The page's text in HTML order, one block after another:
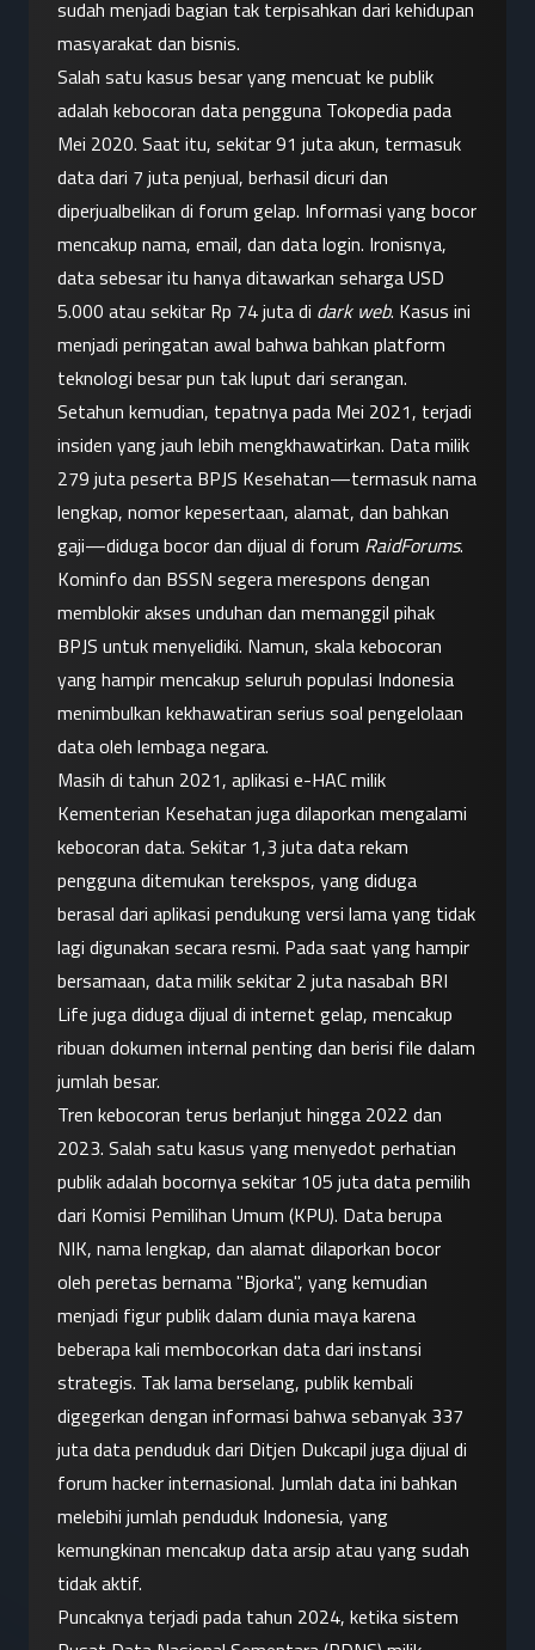
sudah menjadi bagian tak terpisahkan dari kehidupan
masyarakat dan bisnis.
Salah satu kasus besar yang mencuat ke publik
adalah kebocoran data pengguna Tokopedia pada
Mei 2020. Saat itu, sekitar 91 juta akun, termasuk
data dari 7 juta penjual, berhasil dicuri dan
diperjualbelikan di forum gelap. Informasi yang bocor
mencakup nama, email, dan data login. Ironisnya,
data sebesar itu hanya ditawarkan seharga USD
5.000 atau sekitar Rp 74 juta di dark web. Kasus ini
menjadi peringatan awal bahwa bahkan platform
teknologi besar pun tak luput dari serangan.
Setahun kemudian, tepatnya pada Mei 2021, terjadi
insiden yang jauh lebih mengkhawatirkan. Data milik
279 juta peserta BPJS Kesehatan—termasuk nama
lengkap, nomor kepesertaan, alamat, dan bahkan
gaji—diduga bocor dan dijual di forum RaidForums.
Kominfo dan BSSN segera merespons dengan
memblokir akses unduhan dan memanggil pihak
BPJS untuk menyelidiki. Namun, skala kebocoran
yang hampir mencakup seluruh populasi Indonesia
menimbulkan kekhawatiran serius soal pengelolaan
data oleh lembaga negara.
Masih di tahun 2021, aplikasi e-HAC milik
Kementerian Kesehatan juga dilaporkan mengalami
kebocoran data. Sekitar 1,3 juta data rekam
pengguna ditemukan terekspos, yang diduga
berasal dari aplikasi pendukung versi lama yang tidak
lagi digunakan secara resmi. Pada saat yang hampir
bersamaan, data milik sekitar 2 juta nasabah BRI
Life juga diduga dijual di internet gelap, mencakup
ribuan dokumen internal penting dan berisi file dalam
jumlah besar.
Tren kebocoran terus berlanjut hingga 2022 dan
2023. Salah satu kasus yang menyedot perhatian
publik adalah bocornya sekitar 105 juta data pemilih
dari Komisi Pemilihan Umum (KPU). Data berupa
NIK, nama lengkap, dan alamat dilaporkan bocor
oleh peretas bernama "Bjorka", yang kemudian
menjadi figur publik dalam dunia maya karena
beberapa kali membocorkan data dari instansi
strategis. Tak lama berselang, publik kembali
digegerkan dengan informasi bahwa sebanyak 337
juta data penduduk dari Ditjen Dukcapil juga dijual di
forum hacker internasional. Jumlah data ini bahkan
melebihi jumlah penduduk Indonesia, yang
kemungkinan mencakup data arsip atau yang sudah
tidak aktif.
Puncaknya terjadi pada tahun 2024, ketika sistem